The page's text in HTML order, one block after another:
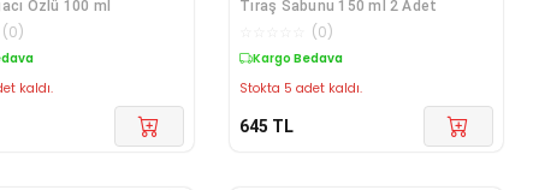
Özlü 100 ml
(0)
kaldı.
Tıraş Sabunu 150 ml 2 Adet
(0)
Kargo Bedava
Stokta 5 adet kaldı.
645 TL